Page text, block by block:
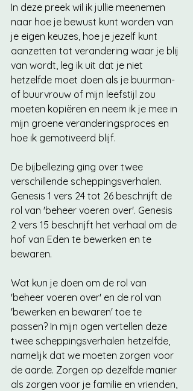
In deze preek wil ik jullie meenemen
naar hoe je bewust kunt worden van
je eigen keuzes, hoe je jezelf kunt
aanzetten tot verandering waar je blij
van wordt, leg ik uit dat je niet
hetzelfde moet doen als je buurman-
of buurvrouw of mijn leefstijl zou
moeten kopiëren en neem ik je mee in
mijn groene veranderingsproces en
hoe ik gemotiveerd blijf.
De bijbellezing ging over twee
verschillende scheppingsverhalen.
Genesis 1 vers 24 tot 26 beschrijft de
rol van 'beheer voeren over'. Genesis
2 vers 15 beschrijft het verhaal om de
hof van Eden te bewerken en te
bewaren.
Wat kun je doen om de rol van
'beheer voeren over' en de rol van
'bewerken en bewaren' toe te
passen? In mijn ogen vertellen deze
twee scheppingsverhalen hetzelfde,
namelijk dat we moeten zorgen voor
de aarde. Zorgen op dezelfde manier
als zorgen voor je familie en vrienden,